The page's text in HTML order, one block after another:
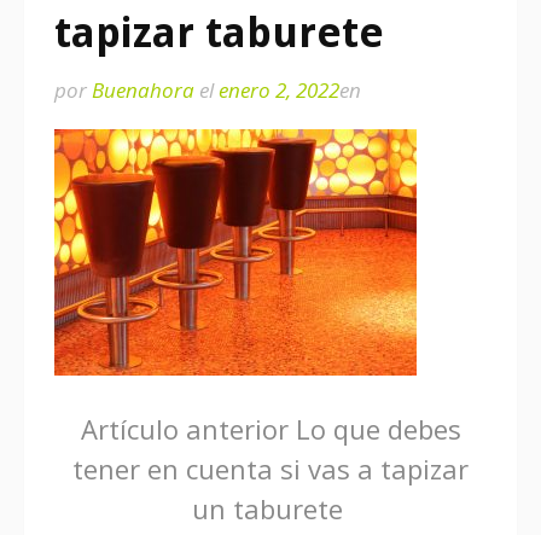
tapizar taburete
porBuenahora elenero 2, 2022en
Seguir
leyendo
Artículo anteriorLo que debes
tener en cuenta si vas a tapizar
un taburete